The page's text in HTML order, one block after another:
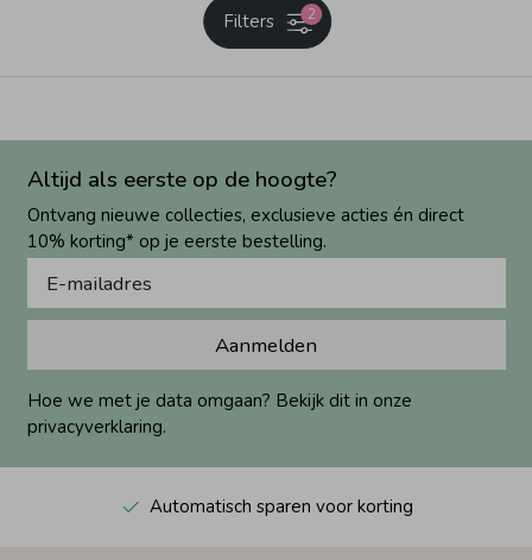
2
Filters
Altijd als eerste op de hoogte?
Ontvang nieuwe collecties, exclusieve acties én direct
10% korting* op je eerste bestelling.
Aanmelden
Hoe we met je data omgaan? Bekijk dit in onze
privacyverklaring.
Automatisch sparen voor korting